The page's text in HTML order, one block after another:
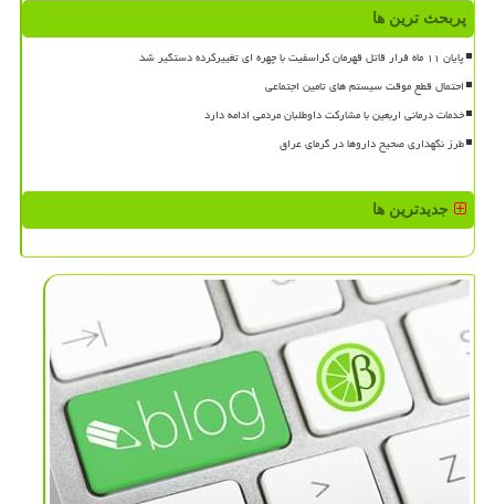
پربحث ترین ها
پایان ۱۱ ماه فرار قاتل قهرمان کراسفیت با چهره ای تغییرکرده دستگیر شد
احتمال قطع موقت سیستم های تامین اجتماعی
خدمات درمانی اربعین با مشارکت داوطلبان مردمی ادامه دارد
طرز نگهداری صحیح داروها در گرمای عراق
جدیدترین ها